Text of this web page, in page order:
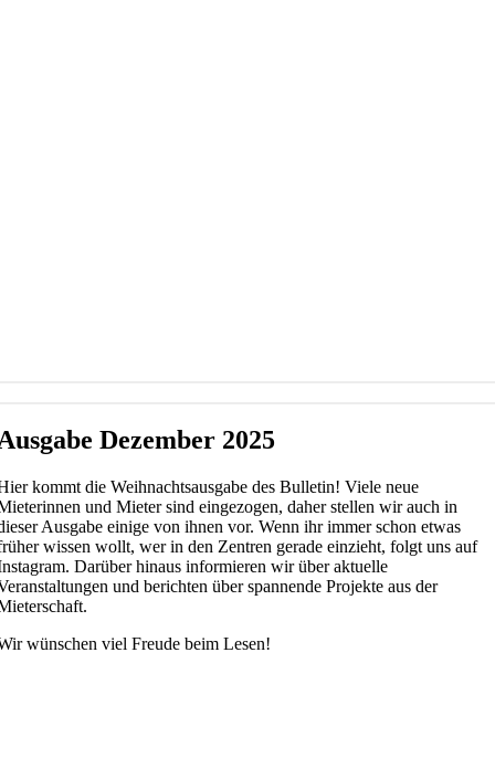
Dezember 2025
kommt die Weihnachtsausgabe des Bulletin! Viele neue
und Mieter sind eingezogen, daher stellen wir auch in
Ausgabe einige von ihnen vor. Wenn ihr immer schon etwas
wissen wollt, wer in den Zentren gerade einzieht, folgt uns auf
Darüber hinaus informieren wir über aktuelle
und berichten über spannende Projekte aus der
wünschen viel Freude beim Lesen!